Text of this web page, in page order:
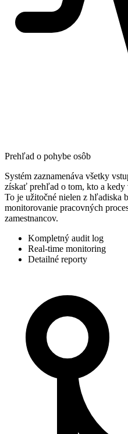
Prehľad o pohybe osôb
Systém zaznamenáva všetky
získať prehľad o tom, kto a
To je užitočné nielen z hľadiska
monitorovanie pracovných
zamestnancov.
Kompletný audit log
Real-time monitoring
Detailné reporty